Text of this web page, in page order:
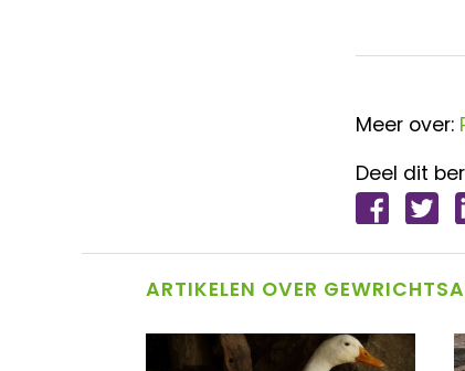
Meer over:
Deel dit
ARTIKELEN OVER